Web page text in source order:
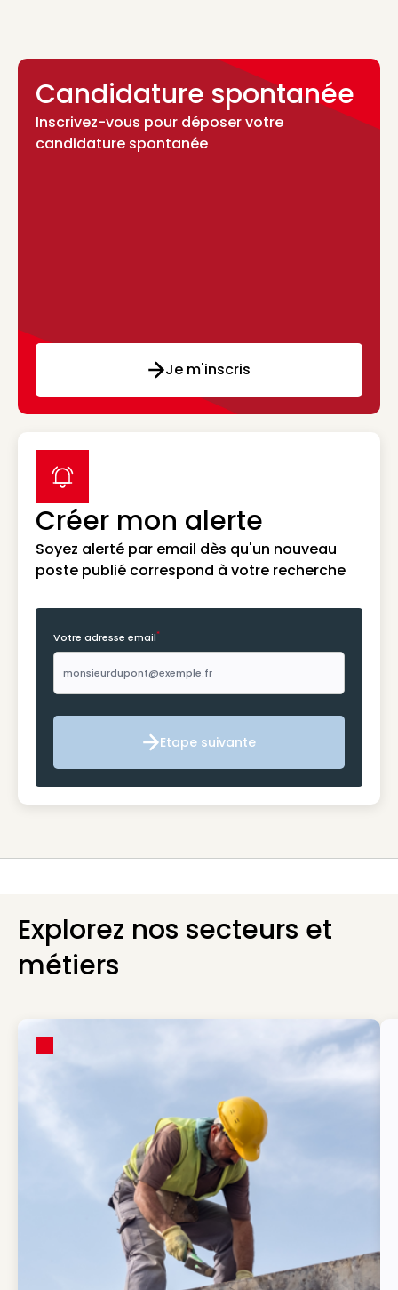
Candidature spontanée
Inscrivez-vous pour déposer votre
candidature spontanée
Je m'inscris
Créer mon alerte
Soyez alerté par email dès qu'un nouveau
poste publié correspond à votre recherche
label icon
Votre adresse email*
Etape suivante
Etape suivante
Explorez nos secteurs et
métiers